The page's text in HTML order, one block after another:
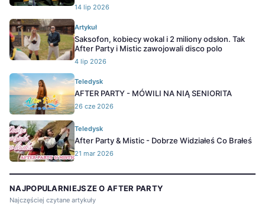
14 lip 2026
Artykuł
Saksofon, kobiecy wokal i 2 miliony odsłon. Tak
After Party i Mistic zawojowali disco polo
4 lip 2026
Teledysk
AFTER PARTY - MÓWILI NA NIĄ SENIORITA
26 cze 2026
Teledysk
After Party & Mistic - Dobrze Widziałeś Co Brałeś
21 mar 2026
NAJPOPULARNIEJSZE O AFTER PARTY
Najczęściej czytane artykuły